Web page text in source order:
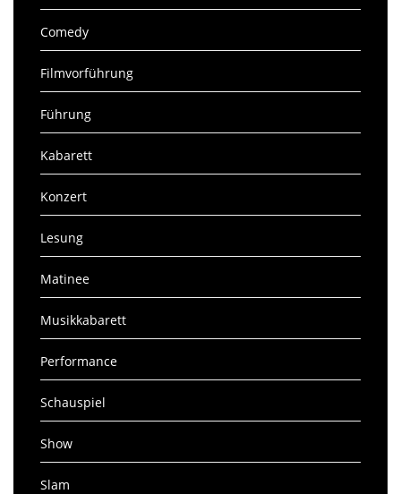
Comedy
Filmvorführung
Führung
Kabarett
Konzert
Lesung
Matinee
Musikkabarett
Performance
Schauspiel
Show
Slam